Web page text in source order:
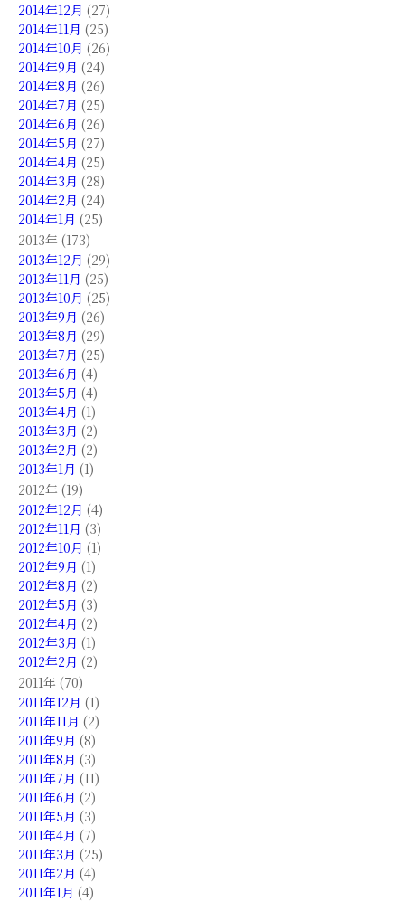
2014年12月 (27)
2014年11月 (25)
2014年10月 (26)
2014年9月 (24)
2014年8月 (26)
2014年7月 (25)
2014年6月 (26)
2014年5月 (27)
2014年4月 (25)
2014年3月 (28)
2014年2月 (24)
2014年1月 (25)
2013年 (173)
2013年12月 (29)
2013年11月 (25)
2013年10月 (25)
2013年9月 (26)
2013年8月 (29)
2013年7月 (25)
2013年6月 (4)
2013年5月 (4)
2013年4月 (1)
2013年3月 (2)
2013年2月 (2)
2013年1月 (1)
2012年 (19)
2012年12月 (4)
2012年11月 (3)
2012年10月 (1)
2012年9月 (1)
2012年8月 (2)
2012年5月 (3)
2012年4月 (2)
2012年3月 (1)
2012年2月 (2)
2011年 (70)
2011年12月 (1)
2011年11月 (2)
2011年9月 (8)
2011年8月 (3)
2011年7月 (11)
2011年6月 (2)
2011年5月 (3)
2011年4月 (7)
2011年3月 (25)
2011年2月 (4)
2011年1月 (4)